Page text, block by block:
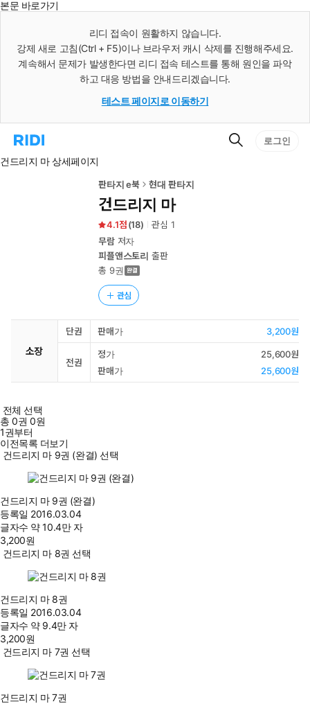
본문 바로가기
리디 접속이 원활하지 않습니다.
강제 새로 고침(Ctrl + F5)이나 브라우저 캐시 삭제를 진행해주세요.
계속해서 문제가 발생한다면 리디 접속 테스트를 통해 원인을 파악
하고 대응 방법을 안내드리겠습니다.
테스트 페이지로 이동하기
리
홈
검
로그인
건드리지 마 상세페이지
판타지 e북 현대 판타지
건드리지 마
4.1 (18) 관심 1
무람저자
피플앤스토리 출판
총 9권
관심
소장
단권 판매가 3,200원
전권
정가
25,600원
판매가
25,600원
전체 선택
총0권 0원
1권부터
이전목록 더보기
건드리지 마 9권 (완결) 선택
건드리지 마 9권 (완결)
등록일 2016.03.04
글자수 약 10.4만 자
3,200원
건드리지 마 8권 선택
건드리지 마 8권
등록일 2016.03.04
글자수 약 9.4만 자
3,200원
건드리지 마 7권 선택
건드리지 마 7권